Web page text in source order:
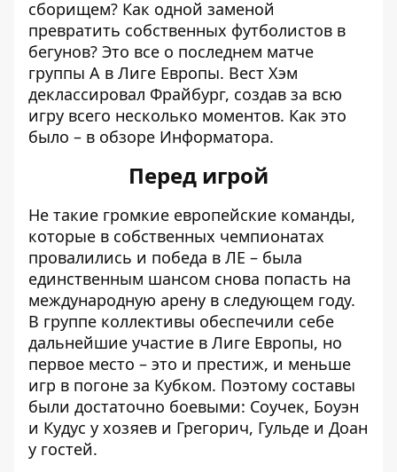
сборищем? Как одной заменой
превратить собственных футболистов в
бегунов? Это все о последнем матче
группы А в Лиге Европы. Вест Хэм
деклассировал Фрайбург, создав за всю
игру всего несколько моментов. Как это
было – в обзоре Информатора.
Перед игрой
Не такие громкие европейские команды,
которые в собственных чемпионатах
провалились и победа в ЛЕ – была
единственным шансом снова попасть на
международную арену в следующем году.
В группе коллективы обеспечили себе
дальнейшие участие в Лиге Европы, но
первое место – это и престиж, и меньше
игр в погоне за Кубком. Поэтому составы
были достаточно боевыми: Соучек, Боуэн
и Кудус у хозяев и Грегорич, Гульде и Доан
у гостей.